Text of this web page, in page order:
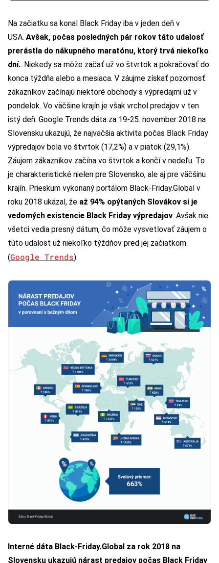
Na začiatku sa konal Black Friday iba v jeden deň v
USA. Avšak, počas posledných pár rokov táto udalosť
prerástla do nákupného maratónu, ktorý trvá niekoľko
dní.. Niekedy sa môže začať už vo štvrtok a pokračovať do
konca týždňa alebo a mesiaca. V záujme získať pozornosť
zákazníkov začínajú niektoré obchody s výpredajmi už v
pondelok. Vo väčšine krajín je však vrchol predajov v ten
istý deň. Google Trends dáta za 19-25. november 2018 na
Slovensku ukazujú, že najväčšia aktivita počas Black Friday
výpredajov bola vo štvrtok (17,2%) a v piatok (29,1%).
Záujem zákazníkov začína vo štvrtok a končí v nedeľu. To
je charakteristické nielen pre Slovensko, ale aj pre väčšinu
krajín. Prieskum vykonaný portálom Black-Friday.Global v
roku 2018 ukázal, že až 94% opýtaných Slovákov si je
vedomých existencie Black Friday výpredajov. Avšak nie
všetci vedia presný dátum, čo môže vysvetlovať záujem o
túto udalost už niekoľko týždňov pred jej začiatkom
(Google Trends).
Interné dáta Black-Friday.Global za rok 2018 na
Slovensku ukazujú nárast predajov počas Black Friday